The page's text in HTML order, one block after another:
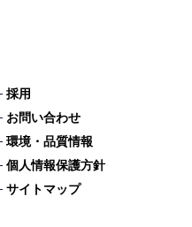
採用
お問い合わせ
環境・品質情報
個人情報保護方針
サイトマップ